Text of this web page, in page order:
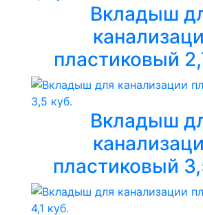
Вкладыш
пластиковый
Вкладыш
пластиковый